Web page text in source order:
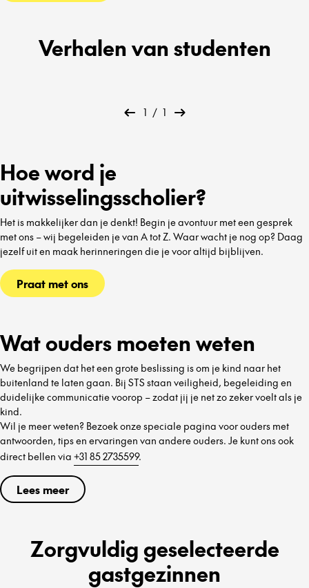
Verhalen van studenten
1 / 1
Hoe word je
uitwisselingsscholier?
Het is makkelijker dan je denkt! Begin je avontuur met een gesprek
met ons – wij begeleiden je van A tot Z. Waar wacht je nog op? Daag
jezelf uit en maak herinneringen die je voor altijd bijblijven.
Praat met ons
Wat ouders moeten weten
We begrijpen dat het een grote beslissing is om je kind naar het
buitenland te laten gaan. Bij STS staan veiligheid, begeleiding en
duidelijke communicatie voorop – zodat jij je net zo zeker voelt als je
kind.
Wil je meer weten? Bezoek onze speciale pagina voor ouders met
antwoorden, tips en ervaringen van andere ouders. Je kunt ons ook
direct bellen via +31 85 2735599.
Lees meer
Zorgvuldig geselecteerde
gastgezinnen